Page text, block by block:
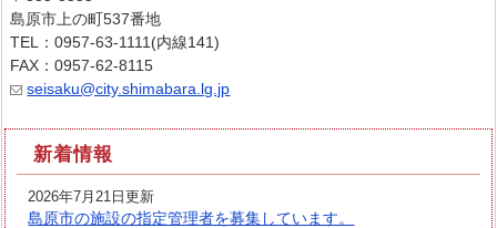
島原市上の町537番地
TEL：0957-63-1111(内線141)
FAX：0957-62-8115
seisaku@city.shimabara.lg.jp
新着情報
2026年7月21日更新
島原市の施設の指定管理者を募集しています。